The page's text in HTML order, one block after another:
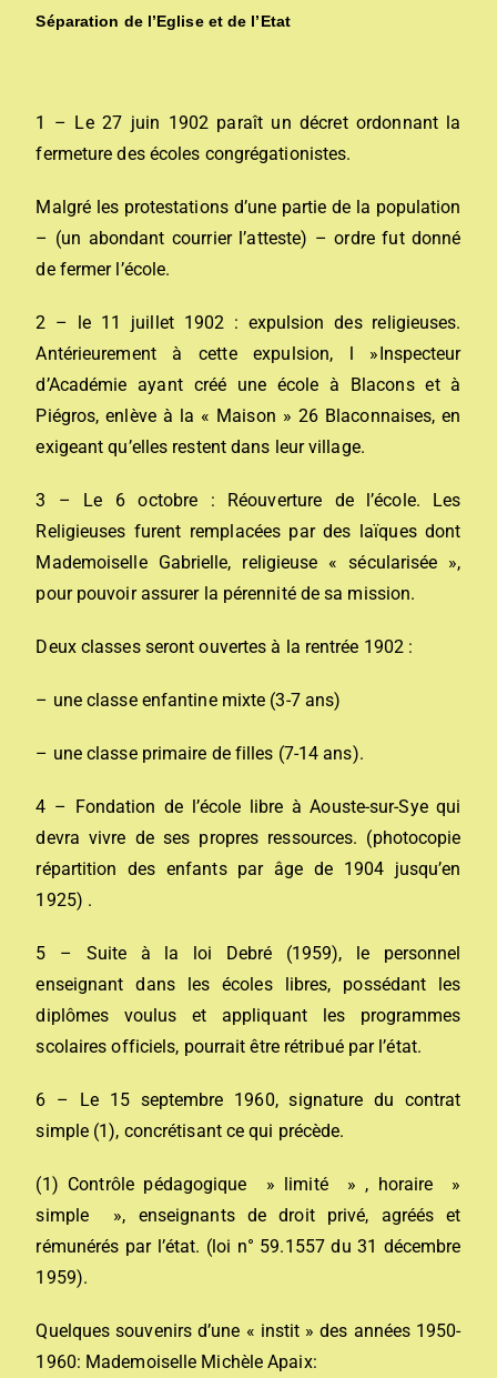
Séparation de l’Eglise et de l’Etat
1 – Le 27 juin 1902 paraît un décret ordonnant la
fermeture des écoles congrégationistes.
Malgré les protestations d’une partie de la population
– (un abondant courrier l’atteste) – ordre fut donné
de fermer l’école.
2 – le 11 juillet 1902 : expulsion des religieuses.
Antérieurement à cette expulsion, l »Inspecteur
d’Académie ayant créé une école à Blacons et à
Piégros, enlève à la « Maison » 26 Blaconnaises, en
exigeant qu’elles restent dans leur village.
3 – Le 6 octobre : Réouverture de l’école. Les
Religieuses furent remplacées par des laïques dont
Mademoiselle Gabrielle, religieuse « sécularisée »,
pour pouvoir assurer la pérennité de sa mission.
Deux classes seront ouvertes à la rentrée 1902 :
– une classe enfantine mixte (3-7 ans)
– une classe primaire de filles (7-14 ans).
4 – Fondation de l’école libre à Aouste-sur-Sye qui
devra vivre de ses propres ressources. (photocopie
répartition des enfants par âge de 1904 jusqu’en
1925) .
5 – Suite à la loi Debré (1959), le personnel
enseignant dans les écoles libres, possédant les
diplômes voulus et appliquant les programmes
scolaires officiels, pourrait être rétribué par l’état.
6 – Le 15 septembre 1960, signature du contrat
simple (1), concrétisant ce qui précède.
(1) Contrôle pédagogique » limité » , horaire »
simple », enseignants de droit privé, agréés et
rémunérés par l’état. (loi n° 59.1557 du 31 décembre
1959).
Quelques souvenirs d’une « instit » des années 1950-
1960: Mademoiselle Michèle Apaix: